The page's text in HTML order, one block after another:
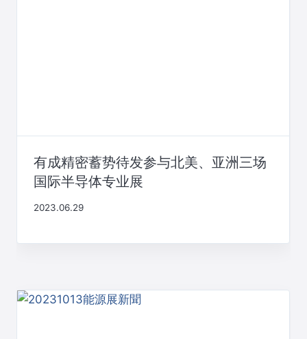
有成精密蓄势待发参与北美、亚洲三场
国际半导体专业展
2023.06.29